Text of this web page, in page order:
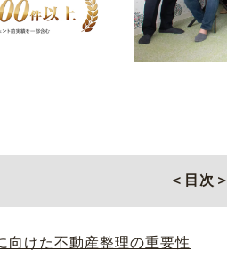
＜目次＞
向けた不動産整理の重要性